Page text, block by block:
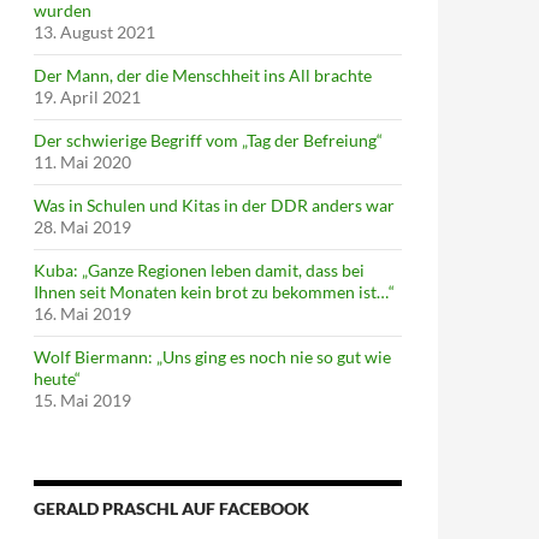
wurden
13. August 2021
Der Mann, der die Menschheit ins All brachte
19. April 2021
Der schwierige Begriff vom „Tag der Befreiung“
11. Mai 2020
Was in Schulen und Kitas in der DDR anders war
28. Mai 2019
Kuba: „Ganze Regionen leben damit, dass bei
Ihnen seit Monaten kein brot zu bekommen ist…“
16. Mai 2019
Wolf Biermann: „Uns ging es noch nie so gut wie
heute“
15. Mai 2019
GERALD PRASCHL AUF FACEBOOK